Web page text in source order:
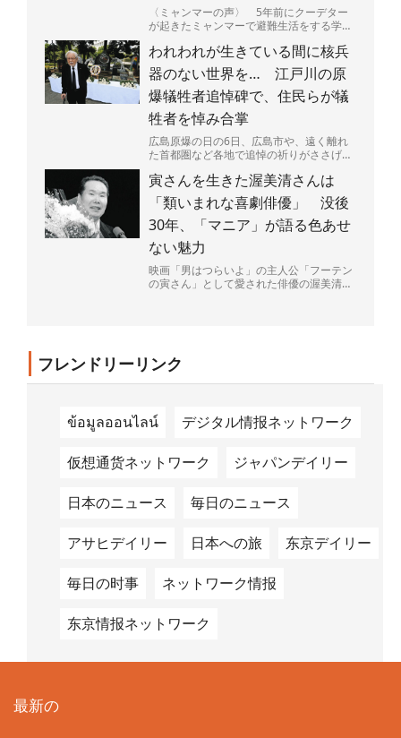
〈ミャンマーの声〉 5年前にクーデター
が起きたミャンマーで避難生活をする学生
ている。内戦が続くミ...
われわれが生きている間に核兵
器のない世界を… 江戸川の原
爆犠牲者追悼碑で、住民らが犠
牲者を悼み合掌
広島原爆の日の6日、広島市や、遠く離れ
た首都圏など各地で追悼の祈りがささげら
海にした原爆投下から...
寅さんを生きた渥美清さんは
「類いまれな喜劇俳優」 没後
30年、「マニア」が語る色あせ
ない魅力
映画「男はつらいよ」の主人公「フーテン
の寅さん」として愛された俳優の渥美清さ
フレンドリーリンク
ข้อมูลออนไลน์ デジタル情报ネットワーク
仮想通货ネットワーク ジャパンデイリー
日本のニュース 毎日のニュース
アサヒデイリー 日本への旅 东京デイリー
毎日の时事 ネットワーク情报
东京情报ネットワーク
最新の